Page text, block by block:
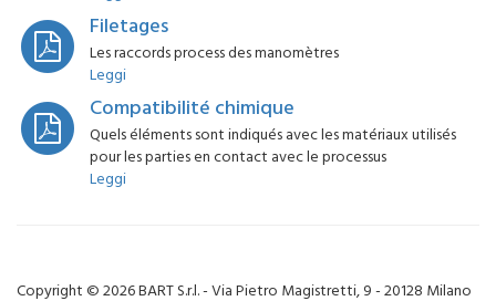
Filetages
Les raccords process des manomètres
Leggi
Compatibilité chimique
Quels éléments sont indiqués avec les matériaux utilisés
pour les parties en contact avec le processus
Leggi
Copyright © 2026 BART S.r.l. - Via Pietro Magistretti, 9 - 20128 Milano